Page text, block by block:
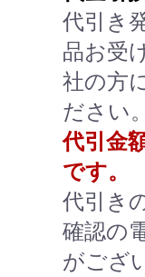
代引き
品お受
社の方
ださい。
代引金
です。
代引き
確認の
がござ